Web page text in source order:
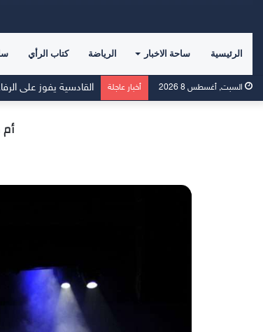
الرئيسية ساحة الاخبار الرياضة كتاب الرأي
السبت, أغسطس 8 2026 أخبار عاجلة الهلال يفتتح مركز